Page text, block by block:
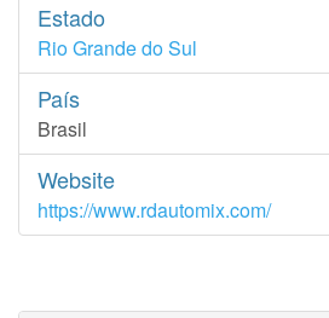
Estado
Rio Grande do Sul
País
Brasil
Website
https://www.rdautomix.com/